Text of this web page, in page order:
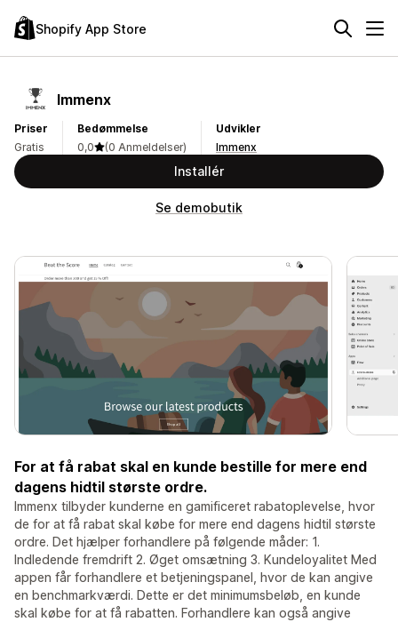
Shopify App Store
Immenx
Priser
Gratis
Bedømmelse
0,0
(0 Anmeldelser)
Udvikler
Immenx
Installér
Se demobutik
For at få rabat skal en kunde bestille for mere end
dagens hidtil største ordre.
Immenx tilbyder kunderne en gamificeret rabatoplevelse, hvor
de for at få rabat skal købe for mere end dagens hidtil største
ordre. Det hjælper forhandlere på følgende måder: 1.
Indledende fremdrift 2. Øget omsætning 3. Kundeloyalitet Med
appen får forhandlere et betjeningspanel, hvor de kan angive
en benchmarkværdi. Dette er det minimumsbeløb, en kunde
skal købe for at få rabatten. Forhandlere kan også angive